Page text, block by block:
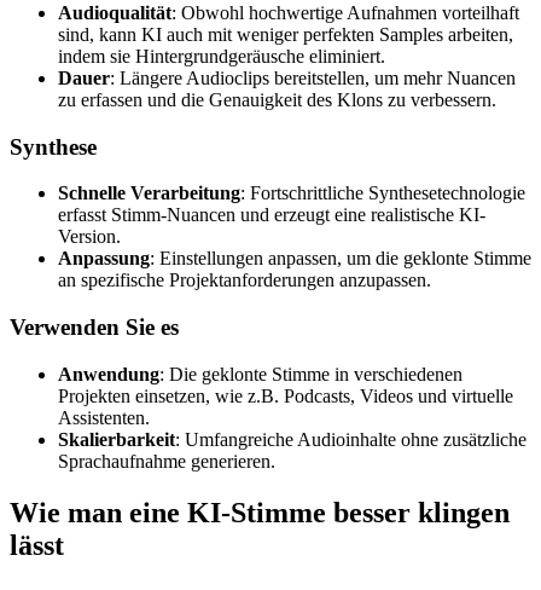
Audioqualität: Obwohl hochwertige Aufnahmen vorteilhaft
sind, kann KI auch mit weniger perfekten Samples arbeiten,
indem sie Hintergrundgeräusche eliminiert.
Dauer: Längere Audioclips bereitstellen, um mehr Nuancen
zu erfassen und die Genauigkeit des Klons zu verbessern.
Synthese
Schnelle Verarbeitung: Fortschrittliche Synthesetechnologie
erfasst Stimm-Nuancen und erzeugt eine realistische KI-
Version.
Anpassung: Einstellungen anpassen, um die geklonte Stimme
an spezifische Projektanforderungen anzupassen.
Verwenden Sie es
Anwendung: Die geklonte Stimme in verschiedenen
Projekten einsetzen, wie z.B. Podcasts, Videos und virtuelle
Assistenten.
Skalierbarkeit: Umfangreiche Audioinhalte ohne zusätzliche
Sprachaufnahme generieren.
Wie man eine KI-Stimme besser klingen
lässt